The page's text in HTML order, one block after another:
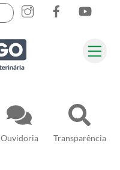
Ouvidoria Transparência